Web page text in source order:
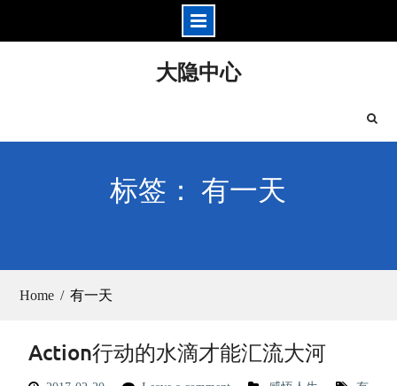
大隐中心
标签： 有一天
Home 有一天
Action行动的水滴才能汇流大河